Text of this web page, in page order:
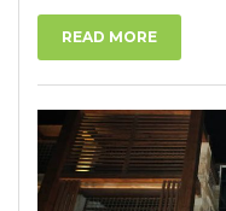
READ MORE